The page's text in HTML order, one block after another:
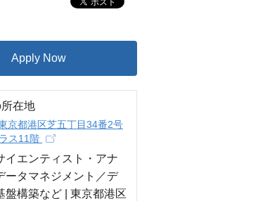
Apply Now
在地
京都港区芝五丁目34番2号
ス11階